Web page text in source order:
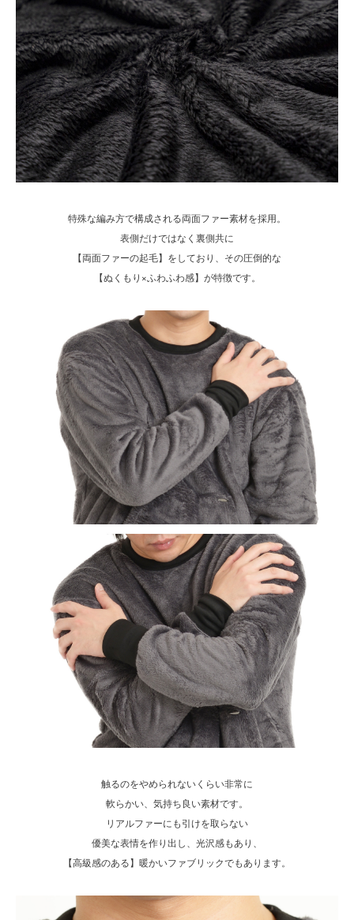
特殊な編み方で構成される両面ファー素材を採用。
表側だけではなく裏側共に
【両面ファーの起毛】をしており、その圧倒的な
【ぬくもり×ふわふわ感】が特徴です。
触るのをやめられないくらい非常に
軟らかい、気持ち良い素材です。
リアルファーにも引けを取らない
優美な表情を作り出し、光沢感もあり、
【高級感のある】暖かいファブリックでもあります。